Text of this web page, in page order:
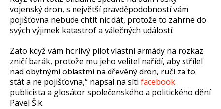
vojenský dron, s největší pravděpodobností vám
pojišťovna nebude chtít nic dát, protože to zahrne do
svých výjimek katastrof a válečných událostí.
Zato když vám horlivý pilot vlastní armády na rozkaz
zničí barák, protože mu jeho velitel nařídí, aby střílel
nad obytnými oblastmi na dřevěný dron, ručí za to
stát a ne pojišťovna,“ napsal na síti facebook
publicista a glosátor společenského a politického dění
Pavel Šik.